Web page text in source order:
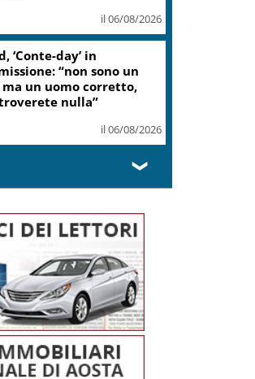
il 06/08/2026
‘Conte-day’ in
“non sono un
ma un uomo corretto,
nulla”
il 06/08/2026
❯